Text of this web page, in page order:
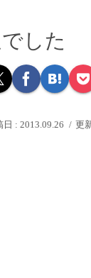
した
2013.09.26